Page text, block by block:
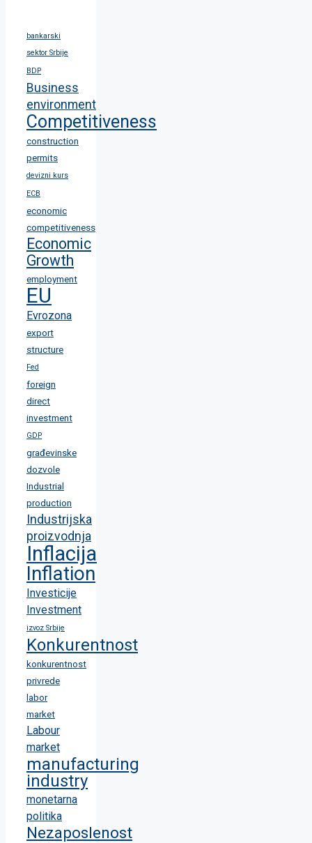
bankarski
sektor Srbije
BDP
Business
environment
Competitiveness
construction
permits
devizni kurs
ECB
economic
competitiveness
Economic
Growth
employment
EU
Evrozona
export
structure
Fed
foreign
direct
investment
GDP
građevinske
dozvole
Industrial
production
Industrijska
proizvodnja
Inflacija
Inflation
Investicije
Investment
izvoz Srbije
Konkurentnost
konkurentnost
privrede
labor
market
Labour
market
manufacturing
industry
monetarna
politika
Nezaposlenost